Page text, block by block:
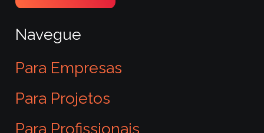
Navegue
Para Empresas
Para Projetos
Para Profissionais